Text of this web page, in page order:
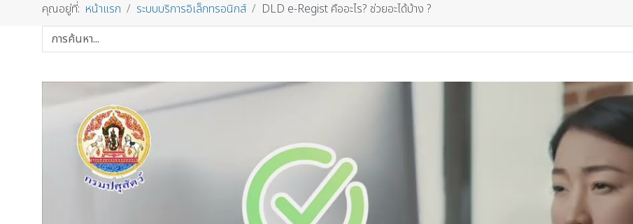
คุณอยู่ที่: หน้าแรก ระบบบริการอิเล็กทรอนิกส์
DLD e-Regist คืออะไร? ช่วยอะได้บ้าง ?